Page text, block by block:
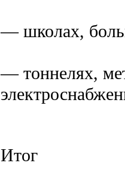
— школах,
— тоннелях,
Итог